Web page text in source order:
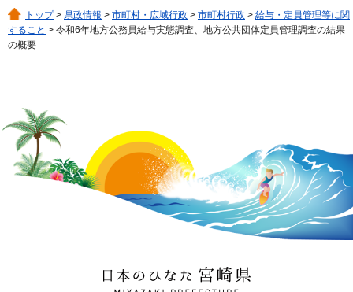
トップ> 県政情報 > 市町村・広域行政 > 市町村行政 > 給与・定員管理等に関
すること > 令和6年地方公務員給与実態調査、地方公共団体定員管理調査の結果
の概要
日本のひなた 宮崎県